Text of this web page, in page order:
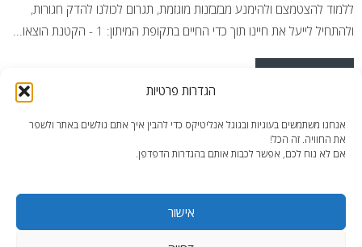
הגדרות פרטיות
אנחנו משתמשים בעוגיות ובגוגל אנליטיקס כדי להבין איך אתם גולשים באתר ולשפר
את החוויה. זה הכל!
אם לא נוח לכם, אפשר לכבות אותם בהגדרות הדפדפן.
אישור
ללמוד להצטמצם ולהימנע מבזבזנות מוגזמת, תגרום לכולנו להדק חגורות,
ולהתחיל לייעל את חיינו תוך כדי החיים בתקופת המיתון: 1 - הקטנת הוצאו...
READ MORE
במיתון,מיתון 2020 ,פיצול דירה במיתון